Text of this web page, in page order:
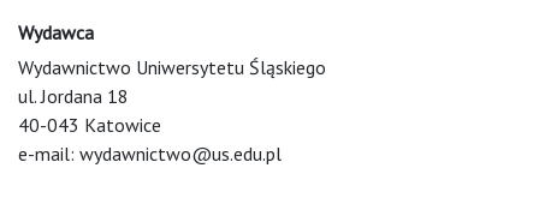
Wydawca
Wydawnictwo Uniwersytetu Śląskiego
ul. Jordana 18
40-043 Katowice
e-mail: wydawnictwo@us.edu.pl